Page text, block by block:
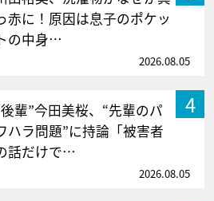
赤に！原因は息子のポケッ
の中身…
2026.08.05
4
輩”今田美桜、“先輩のパ
ハラ問題”に持論「被害者
話だけで…
2026.08.05